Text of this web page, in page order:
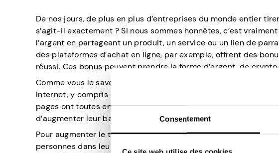
Consentement
Ce site web utilise des cookies.
De nos jours, de plus en plus d’entreprises du monde entier
s’agit-il exactement ? Si nous sommes honnêtes, c’est
l’argent en partageant un produit, un service ou un lien de
des plateformes d’achat en ligne, par exemple, offrent des
réussi. Ces bonus peuvent prendre la forme d’argent, de
Comme vous le savez peut-être ou non, il existe un nombre
Internet, y compris des sites d’enquête et des vitrines de
pages ont toutes en commun ? Ils sont toujours à la recherche
d’augmenter leur base de consommateurs. C’est là
Pour augmenter le trafic, les sites encouragent les membres
personnes dans leurs cercles en ligne en partageant un lien de